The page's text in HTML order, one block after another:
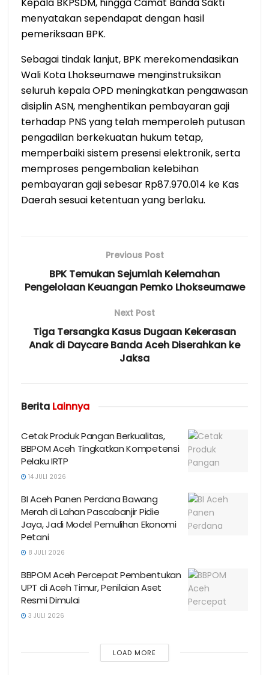
menyatakan sependapat dengan hasil
pemeriksaan BPK.
Sebagai tindak lanjut, BPK merekomendasikan
Wali Kota Lhokseumawe menginstruksikan
seluruh kepala OPD meningkatkan pengawasan
disiplin ASN, menghentikan pembayaran gaji
terhadap PNS yang telah memperoleh putusan
pengadilan berkekuatan hukum tetap,
memperbaiki sistem presensi elektronik, serta
memproses pengembalian kelebihan
pembayaran gaji sebesar Rp87.970.014 ke Kas
Daerah sesuai ketentuan yang berlaku.
Previous Post
BPK Temukan Sejumlah Kelemahan
Pengelolaan Keuangan Pemko Lhokseumawe
Next Post
Tiga Tersangka Kasus Dugaan Kekerasan
Anak di Daycare Banda Aceh Diserahkan ke
Jaksa
Berita Lainnya
Cetak Produk Pangan Berkualitas,
BBPOM Aceh Tingkatkan Kompetensi
Pelaku IRTP
14 JULI 2026
BI Aceh Panen Perdana Bawang
Merah di Lahan Pascabanjir Pidie
Jaya, Jadi Model Pemulihan Ekonomi
Petani
8 JULI 2026
BBPOM Aceh Percepat Pembentukan
UPT di Aceh Timur, Penilaian Aset
Resmi Dimulai
3 JULI 2026
LOAD MORE